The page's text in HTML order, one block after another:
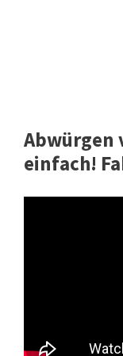
Abwürgen
einfach!